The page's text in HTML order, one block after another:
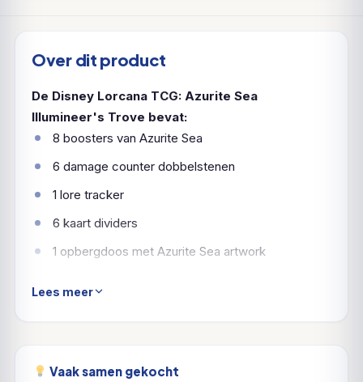
Over dit product
De Disney Lorcana TCG: Azurite Sea
Illumineer's Trove bevat:
8 boosters van Azurite Sea
6 damage counter dobbelstenen
1 lore tracker
6 kaart dividers
1 opbergdoos met Azurite Sea artwork
Lees meer
Vaak samen gekocht